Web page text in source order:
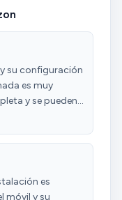
su configuración
es muy
y se pueden
de la
personas la
alejada de la
en una
si no quieres
es
móvil y su